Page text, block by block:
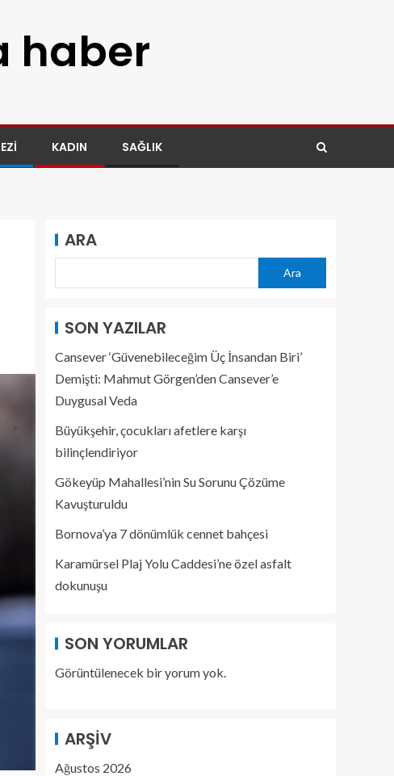
haber
KADIN SAĞLIK
ARA
Ara
SON YAZILAR
Cansever ‘Güvenebileceğim Üç İnsandan Biri’
Demişti: Mahmut Görgen’den Cansever’e
Duygusal Veda
Büyükşehir, çocukları afetlere karşı
bilinçlendiriyor
Gökeyüp Mahallesi’nin Su Sorunu Çözüme
Kavuşturuldu
Bornova’ya 7 dönümlük cennet bahçesi
Karamürsel Plaj Yolu Caddesi’ne özel asfalt
dokunuşu
SON YORUMLAR
Görüntülenecek bir yorum yok.
ARŞIV
Ağustos 2026